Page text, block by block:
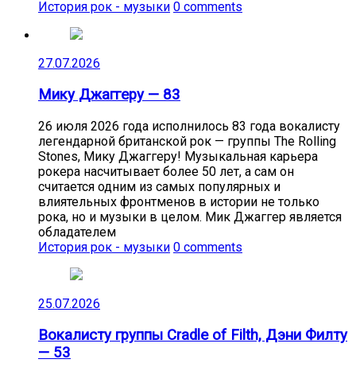
История рок - музыки 0 comments
27.07.2026
Мику Джаггеру — 83
26 июля 2026 года исполнилось 83 года вокалисту
легендарной британской рок — группы The Rolling
Stones, Мику Джаггеру! Музыкальная карьера
рокера насчитывает более 50 лет, а сам он
считается одним из самых популярных и
влиятельных фронтменов в истории не только
рока, но и музыки в целом. Мик Джаггер является
обладателем
История рок - музыки 0 comments
25.07.2026
Вокалисту группы Cradle of Filth, Дэни Филту
— 53